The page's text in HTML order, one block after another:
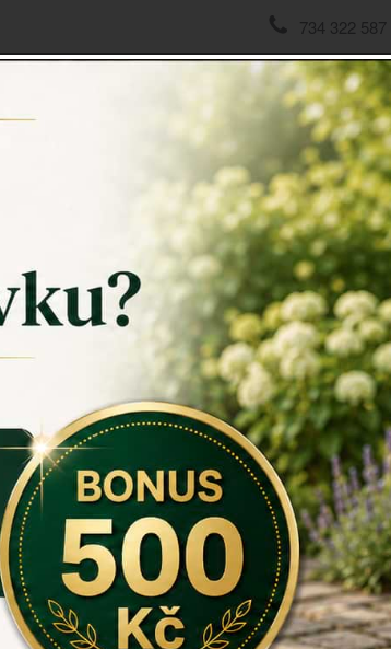
734 322 587
->Bandaska plechová
úchytek
Materiál
ze
Záruka: 2
Kód:
Další